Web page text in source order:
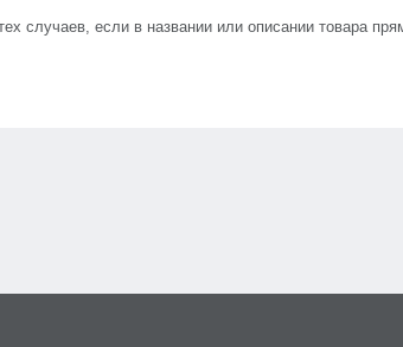
если в названии или описании товара